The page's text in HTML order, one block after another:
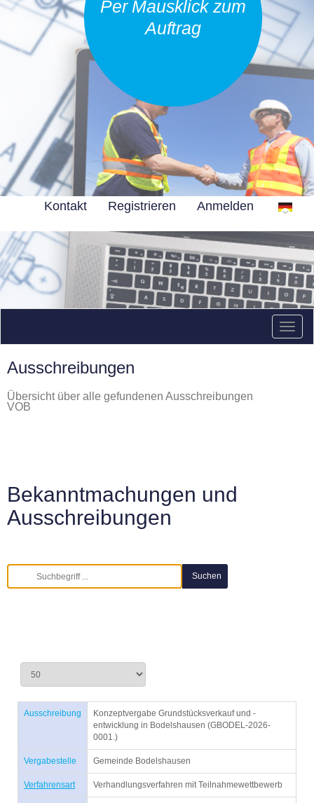
Per Mausklick zum
Auftrag
Kontakt Registrieren Anmelden
Ausschreibungen
Übersicht über alle gefundenen Ausschreibungen
VOB
Bekanntmachungen und
Ausschreibungen
Ausschreibung
Konzeptvergabe Grundstücksverkauf und -
entwicklung in Bodelshausen (GBODEL-2026-
0001.)
Vergabestelle Gemeinde Bodelshausen
Verfahrensart Verhandlungsverfahren mit Teilnahmewettbewerb